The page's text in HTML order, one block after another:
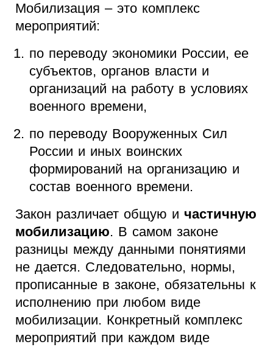
Мобилизация – это комплекс
мероприятий:
по переводу экономики России, ее
субъектов, органов власти и
организаций на работу в условиях
военного времени,
по переводу Вооруженных Сил
России и иных воинских
формирований на организацию и
состав военного времени.
Закон различает общую и частичную
мобилизацию. В самом законе
разницы между данными понятиями
не дается. Следовательно, нормы,
прописанные в законе, обязательны к
исполнению при любом виде
мобилизации. Конкретный комплекс
мероприятий при каждом виде